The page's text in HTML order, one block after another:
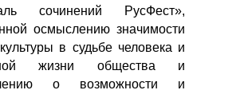
сочинений РусФест»,
осмыслению значимости
в судьбе человека и
жизни общества и
о возможности и